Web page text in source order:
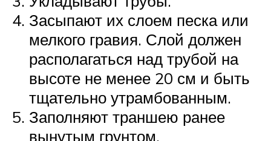
Засыпают их слоем песка или
мелкого гравия. Слой должен
располагаться над трубой на
высоте не менее 20 см и быть
тщательно утрамбованным.
Заполняют траншею ранее
вынутым грунтом.